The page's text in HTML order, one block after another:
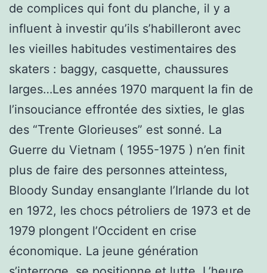
de complices qui font du planche, il y a
influent à investir qu’ils s’habilleront avec
les vieilles habitudes vestimentaires des
skaters : baggy, casquette, chaussures
larges…Les années 1970 marquent la fin de
l’insouciance effrontée des sixties, le glas
des “Trente Glorieuses” est sonné. La
Guerre du Vietnam ( 1955-1975 ) n’en finit
plus de faire des personnes atteintess,
Bloody Sunday ensanglante l’Irlande du lot
en 1972, les chocs pétroliers de 1973 et de
1979 plongent l’Occident en crise
économique. La jeune génération